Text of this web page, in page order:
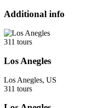
Additional info
311 tours
Los Anegles
Los Anegles, US
311 tours